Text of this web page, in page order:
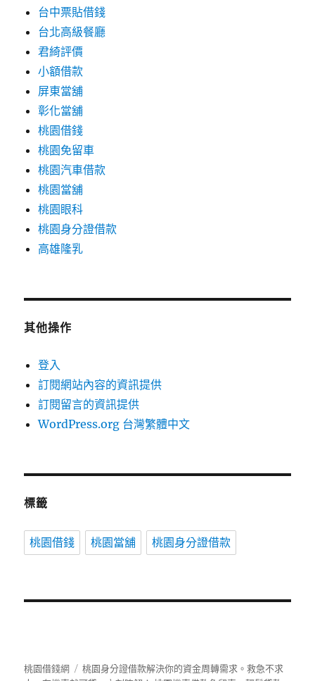
台中票貼借錢
台北高級餐廳
君綺評價
小額借款
屏東當舖
彰化當舖
桃園借錢
桃園免留車
桃園汽車借款
桃園當舖
桃園眼科
桃園身分證借款
高雄隆乳
其他操作
登入
訂閱網站內容的資訊提供
訂閱留言的資訊提供
WordPress.org 台灣繁體中文
標籤
桃園借錢 桃園當舖 桃園身分證借款
桃園借錢網
桃園身分證借款解決你的資金周轉需求。救急不求